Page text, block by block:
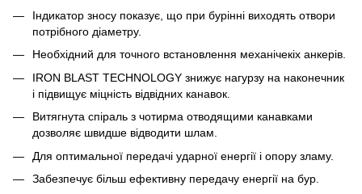
Індикатор зносу показує, що при бурінні виходять отвори
потрібного діаметру.
Необхідний для точного встановлення механічекіх анкерів.
IRON BLAST TECHNOLOGY знижує нагурзу на наконечник
і підвищує міцність відвідних канавок.
Витягнута спіраль з чотирма отводящими канавками
дозволяє швидше відводити шлам.
Для оптимальної передачі ударної енергії і опору зламу.
Забезпечує більш ефективну передачу енергії на бур.